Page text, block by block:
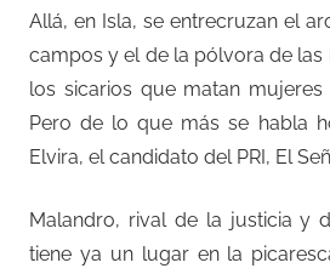
Allá, en Isla, se entrecruzan el
campos y el de la pólvora de
los sicarios que matan mujeres
Pero de lo que más se habla
Elvira, el candidato del PRI, El
Malandro, rival de la justicia y
tiene ya un lugar en la